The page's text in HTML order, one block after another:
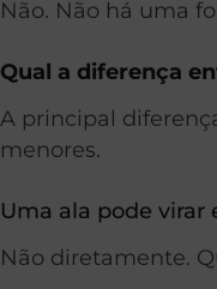
Não. Não há uma
Qual a diferença
A principal
menores.
Uma ala pode virar
Não diretamente.